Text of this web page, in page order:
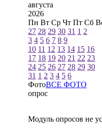
августа
2026
Пн Вт Ср Чт Пт Сб
27 28 29 30 31 1 2
3 4 5 6 7 8 9
10 11 12 13 14 15 16
17 18 19 20 21 22 23
24 25 26 27 28 29 30
31 1 2 3 4 5 6
ФотоВСЕ ФОТО
опрос
Модуль опросов не